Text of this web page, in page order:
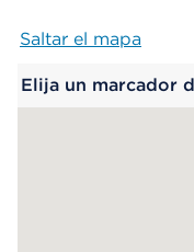
Saltar el mapa
Elija un marcador